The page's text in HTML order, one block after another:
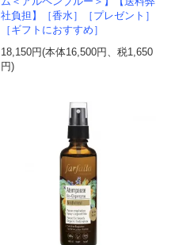
社負担】［香水］［プレゼント］
［ギフトにおすすめ］
18,150円(本体16,500円、税1,650
円)